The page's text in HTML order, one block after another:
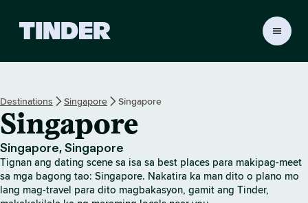
r
H
o
m
e
Destinations Singapore Singapore
Singapore
Singapore, Singapore
Tignan ang dating scene sa isa sa best places para makipag-meet
sa mga bagong tao: Singapore. Nakatira ka man dito o plano mo
lang mag-travel para dito magbakasyon, gamit ang Tinder,